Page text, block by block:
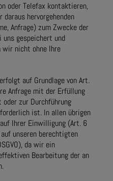
oder Telefax kontaktieren,
hervorgehenden
Anfrage) zum Zwecke der
uns gespeichert und
wir nicht ohne Ihre
auf Grundlage von Art.
Anfrage mit der Erfüllung
oder zur Durchführung
ist. In allen übrigen
Ihrer Einwilligung (Art. 6
unseren berechtigten
da wir ein
Bearbeitung der an